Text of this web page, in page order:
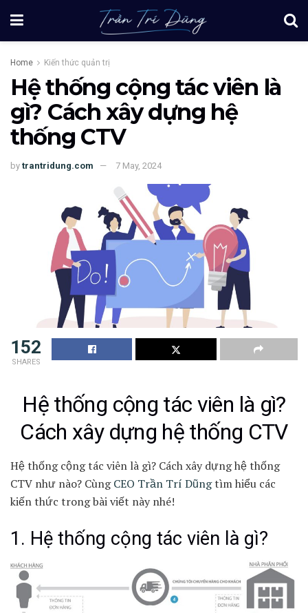
Home Kiến thức quản trị
Hệ thống cộng tác viên là
gì? Cách xây dựng hệ
thống CTV
by trantridung.com 7 May, 2024
152
SHARES
Hệ thống cộng tác viên là gì?
Cách xây dựng hệ thống CTV
Hệ thống cộng tác viên là gì? Cách xây dựng hệ thống
CTV như nào? CùngCEO Trần Trí Dũngtìm hiểu các
kiến thức trong bài viết này nhé!
1. Hệ thống cộng tác viên là gì?